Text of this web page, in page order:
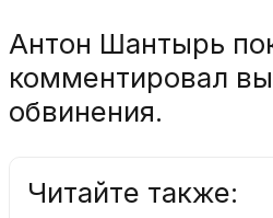
Антон Шантырь
комментировал
обвинения.
Читайте также: